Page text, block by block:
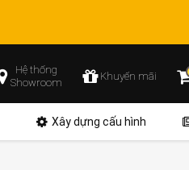
Hệ thống
Showroom
Khuyến mãi
Xây dựng cấu hình